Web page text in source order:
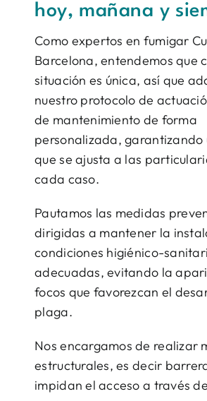
hoy, mañana y
Como expertos en fumigar
Barcelona, entendemos que
situación es única, así que
nuestro protocolo de
de mantenimiento de forma
personalizada, garantizando
que se ajusta a las
cada caso.
Pautamos las medidas
dirigidas a mantener la
condiciones higiénico-
adecuadas, evitando la
focos que favorezcan el
plaga.
Nos encargamos de realizar
estructurales, es decir
impidan el acceso a través